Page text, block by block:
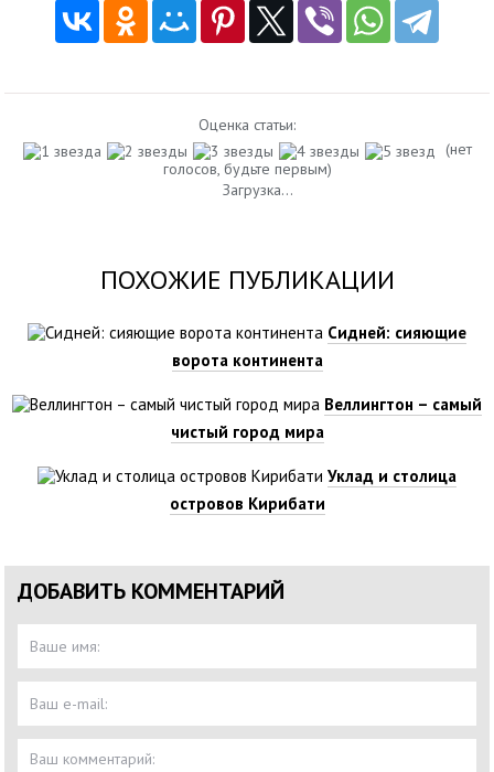
Оценка статьи:
(нет
голосов, будьте первым)
Загрузка...
ПОХОЖИЕ ПУБЛИКАЦИИ
Сидней: сияющие
ворота континента
Веллингтон – самый
чистый город мира
Уклад и столица
островов Кирибати
ДОБАВИТЬ КОММЕНТАРИЙ